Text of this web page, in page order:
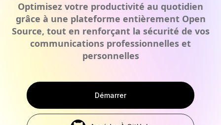
Optimisez votre productivité au quotidien
grâce à une plateforme entièrement Open
Source, tout en renforçant la sécurité de vos
communications professionnelles et
personnelles
Démarrer